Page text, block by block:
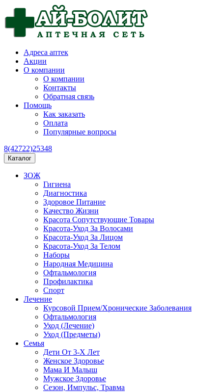
Адреса аптек
Акции
О компании
О компании
Контакты
Обратная связь
Помощь
Как заказать
Оплата
Популярные вопросы
8(42722)25348
Каталог
ЗОЖ
Гигиена
Диагностика
Здоровое Питание
Качество Жизни
Красота Сопутствующие Товары
Красота-Уход За Волосами
Красота-Уход За Лицом
Красота-Уход За Телом
Наборы
Народная Медицина
Офтальмология
Профилактика
Спорт
Лечение
Курсовой Прием/Хронические Заболевания
Офтальмология
Уход (Лечение)
Уход (Предметы)
Семья
Дети От 3-Х Лет
Женское Здоровье
Мама И Малыш
Мужское Здоровье
Сезон, Импульс, Травма